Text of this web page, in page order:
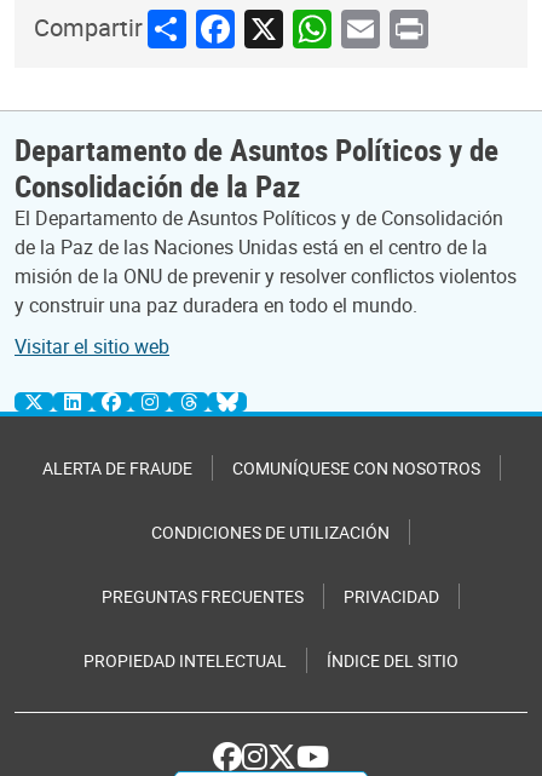
CompartirShareFacebook
X WhatsApp
Email
Print
Departamento de Asuntos Políticos y de
Consolidación de la Paz
El Departamento de Asuntos Políticos y de Consolidación
de la Paz de las Naciones Unidas está en el centro de la
misión de la ONU de prevenir y resolver conflictos violentos
y construir una paz duradera en todo el mundo.
Visitar el sitio web
ALERTA DE FRAUDE COMUNÍQUESE CON NOSOTROS
CONDICIONES DE UTILIZACIÓN
PREGUNTAS FRECUENTES PRIVACIDAD
PROPIEDAD INTELECTUAL ÍNDICE DEL SITIO